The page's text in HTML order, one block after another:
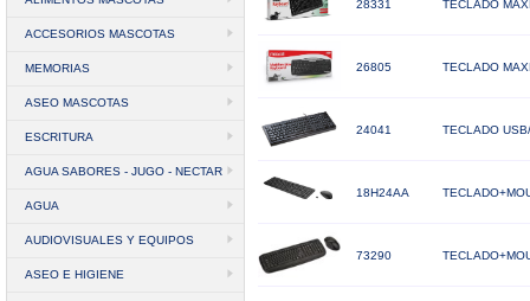
ACCESORIOS MASCOTAS
MEMORIAS
ASEO MASCOTAS
ESCRITURA
AGUA SABORES - JUGO - NECTAR
AGUA
AUDIOVISUALES Y EQUIPOS
ASEO E HIGIENE
28331 TECLADO
26805 TECLADO
24041 TECLADO
18H24AA
73290